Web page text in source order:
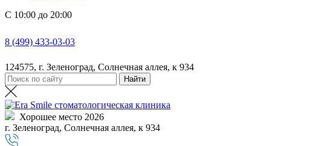
С 10:00 до 20:00
8 (499) 433-03-03
124575, г. Зеленоград, Солнечная аллея, к 934
Хорошее место 2026
г. Зеленоград, Солнечная аллея, к 934